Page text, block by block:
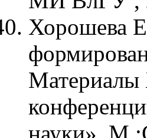
Хорошева
Материалы
науки»,